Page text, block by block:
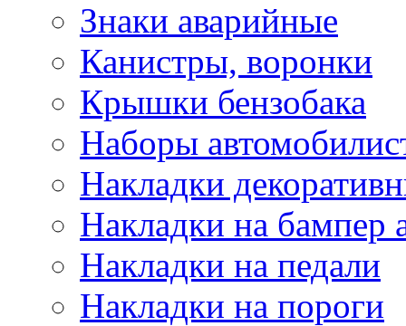
Знаки аварийные
Канистры, воронки
Крышки бензобака
Наборы
Накладки
Накладки на бампер
Накладки на педали
Накладки на пороги